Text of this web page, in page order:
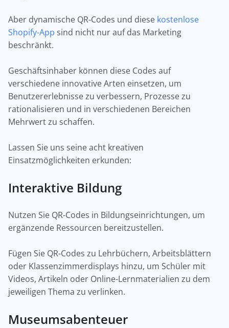
Aber dynamische QR-Codes und diese kostenlose
Shopify-App sind nicht nur auf das Marketing
beschränkt.
Geschäftsinhaber können diese Codes auf
verschiedene innovative Arten einsetzen, um
Benutzererlebnisse zu verbessern, Prozesse zu
rationalisieren und in verschiedenen Bereichen
Mehrwert zu schaffen.
Lassen Sie uns seine acht kreativen
Einsatzmöglichkeiten erkunden:
Interaktive Bildung
Nutzen Sie QR-Codes in Bildungseinrichtungen, um
ergänzende Ressourcen bereitzustellen.
Fügen Sie QR-Codes zu Lehrbüchern, Arbeitsblättern
oder Klassenzimmerdisplays hinzu, um Schüler mit
Videos, Artikeln oder Online-Lernmaterialien zu dem
jeweiligen Thema zu verlinken.
Museumsabenteuer